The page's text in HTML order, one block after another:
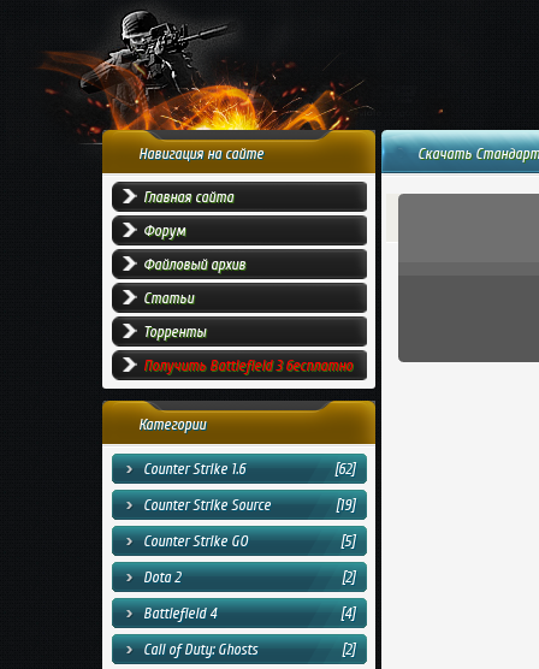
Навигация на сайте
Главная сайта
Форум
Файловый архив
Статьи
Торренты
Получить Battlefield 3 бесплатно
Категории
Counter Strike 1.6
[62]
Counter Strike Source
[19]
Counter Strike GO
[5]
Dota 2
[2]
Battlefield 4
[4]
Call of Duty: Ghosts
[2]
Скачать